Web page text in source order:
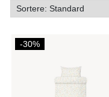
-30%